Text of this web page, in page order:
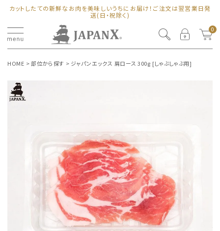
カットしたての新鮮なお肉を美味しいうちにお届け！ご注文は翌営業日発
送(日・祝除く)
0
HOME 部位から探す ジャパンエックス 肩ロース 300g [しゃぶしゃぶ用]